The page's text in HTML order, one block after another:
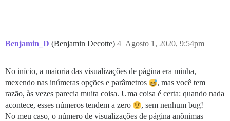
Benjamin_D (Benjamin Decotte) Agosto 1, 2020, 9:54pm
4
No início, a maioria das visualizações de página era minha,
mexendo nas inúmeras opções e parâmetros
, mas você tem
razão, às vezes parecia muita coisa. Uma coisa é certa: quando nada
acontece, esses números tendem a zero
, sem nenhum bug!
No meu caso, o número de visualizações de página anônimas